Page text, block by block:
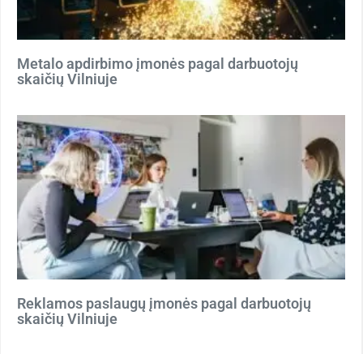
Metalo apdirbimo įmonės pagal darbuotojų
skaičių Vilniuje
Reklamos paslaugų įmonės pagal darbuotojų
skaičių Vilniuje